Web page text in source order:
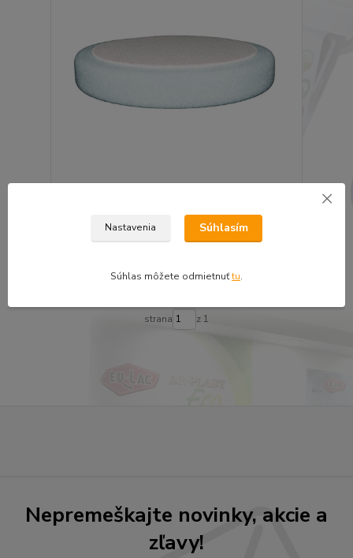
bez DPH
strana z 1
Nepremeškajte novinky, akcie a
zľavy!
Nastavenia Súhlasím
Súhlas môžete odmietnuťtu.